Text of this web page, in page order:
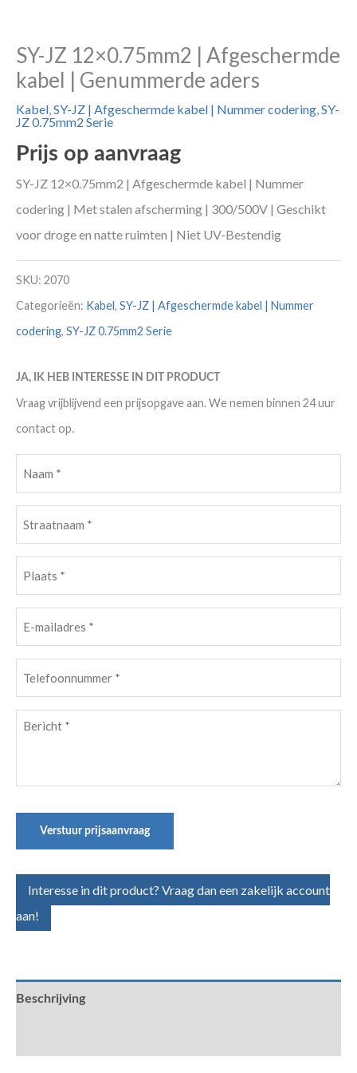
SY-JZ 12×0.75mm2 | Afgeschermde
kabel | Genummerde aders
Kabel,SY-JZ | Afgeschermde kabel | Nummer codering,SY-
JZ 0.75mm2 Serie
Prijs op aanvraag
SY-JZ 12×0.75mm2 | Afgeschermde kabel | Nummer
codering | Met stalen afscherming | 300/500V | Geschikt
voor droge en natte ruimten | Niet UV-Bestendig
SKU: 2070
Categorieën: Kabel, SY-JZ | Afgeschermde kabel | Nummer
codering, SY-JZ 0.75mm2 Serie
JA, IK HEB INTERESSE IN DIT PRODUCT
Vraag vrijblijvend een prijsopgave aan. We nemen binnen 24 uur
contact op.
(Vereist)
(Vereist)
(Vereist)
mailadres(Vereist)
(Vereist)
Bericht (Vereist)
Verstuur prijsaanvraag
Interesse in dit product? Vraag dan een zakelijk account
aan!
Beschrijving